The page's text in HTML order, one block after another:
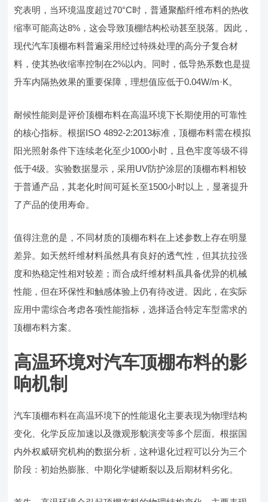
究表明，当环境温度超过70°C时，普通聚酯纤维布料的热收
缩率可能高达8%，这会导致顶棚结构松动甚至脱落。因此，
现代汽车顶棚布料普遍采用经过特殊处理的高分子复合材
料，使其热收缩率控制在2%以内。同时，低导热系数也是提
升车内隔热效果的重要保障，理想值应低于0.04W/m·K。
耐候性能则是评价顶棚布料在高温环境下长期使用的可靠性
的核心指标。根据ISO 4892-2:2013标准，顶棚布料需在模拟
阳光照射条件下连续老化至少1000小时，且色牢度等级不得
低于4级。实验数据显示，采用UV防护涂层的顶棚布料相较
于普通产品，其老化时间可延长至1500小时以上，显著提升
了产品的使用寿命。
值得注意的是，不同材质的顶棚布料在上述参数上存在明显
差异。如天然纤维材料虽然具有良好的透气性，但其抗拉强
度和热稳定性相对较差；而合成纤维材料虽具备优异的机械
性能，但在环保性和触感体验上仍有待改进。因此，在实际
应用中需综合考虑各项性能指标，选择适合特定车型需求的
顶棚布料方案。
高温环境对汽车顶棚布料的影
响机制
汽车顶棚布料在高温环境下的性能退化主要表现为物理结构
变化、化学反应加速以及微观形貌演变等多个层面。根据国
内外权威研究机构的数据分析，这种退化过程可以分为三个
阶段：初始热膨胀、中期化学键断裂以及后期材料劣化。